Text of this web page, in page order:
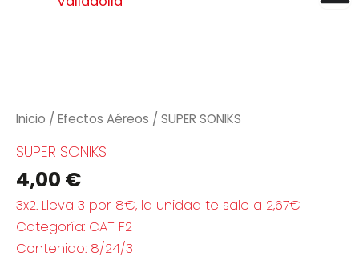
Inicio / Efectos Aéreos / SUPER SONIKS
SUPER SONIKS
4,00 €
3x2. Lleva 3 por 8€, la unidad te sale a 2,67€
Categoría: CAT F2
Contenido: 8/24/3